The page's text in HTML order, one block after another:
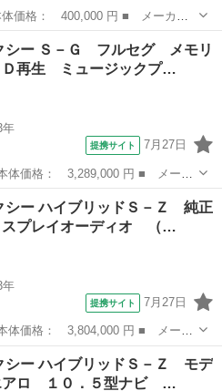
シー ■ グレード名： ＺＳ
ドドア ＨＩＤ スマートキー
シー Ｓ－Ｇ フルセグ メモリ
再生 ミュージックプ…
年
提携サイト 7月27日
クシー ■ グレード名： Ｓ－
Ｄ再生 ミュージックプレイヤー
シー ハイブリッドＳ－Ｚ 純正
スプレイオーディオ （…
年
提携サイト 7月27日
クシー ■ グレード名： ハイブ
プレイオーディオ （ナビ／ＣＤ
シー ハイブリッドＳ－Ｚ モデ
アロ １０．５型ナビ …